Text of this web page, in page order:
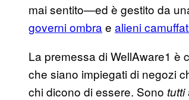
mai sentito—ed è gestito da
governi ombra e alieni
La premessa di WellAware1 è
che siano impiegati di negozi
chi dicono di essere. Sono tutti